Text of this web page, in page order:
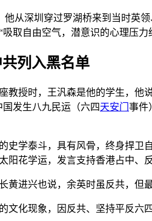
从深圳穿过罗湖桥来到当时英
取自由空气，潜意识的心理压力
列入黑名单
教授时，王汎森是他的学生，他
发生八九民运（六四天安门 事件
史学泰斗，具有风骨，终身捍
阳花学运，发言支持香港占中、
黄进兴也说，余英时虽反共，但
文化现象，因反共、坚持平反六